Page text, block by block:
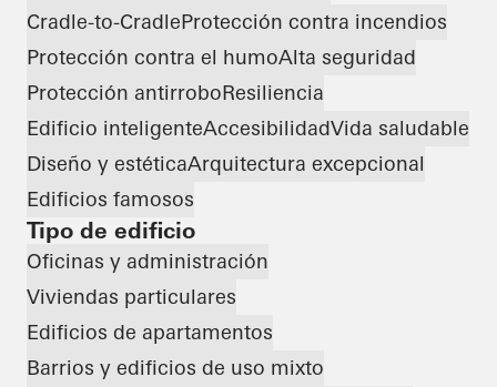
Cradle-to-CradleProtección contra incendios
Protección contra el humoAlta seguridad
Protección antirroboResiliencia
Edificio inteligenteAccesibilidadVida saludable
Diseño y estéticaArquitectura excepcional
Edificios famosos
Tipo de edificio
Oficinas y administración
Viviendas particulares
Edificios de apartamentos
Barrios y edificios de uso mixto